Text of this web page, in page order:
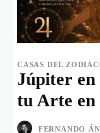
CASAS DEL
Júpiter
tu Arte en
FERNANDO